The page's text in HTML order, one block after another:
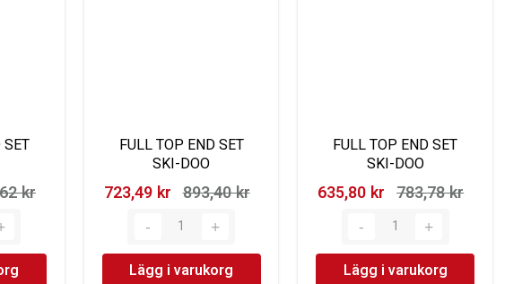
kr‎
FULL TOP END SET
SKI-DOO
723,49 kr‎ 893,40 kr‎
Lägg i varukorg
FULL TOP END SET
SKI-DOO
635,80 kr‎ 783,78 kr‎
Lägg i varukorg